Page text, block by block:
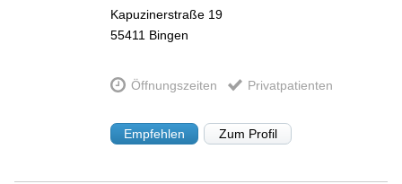
Kapuzinerstraße 19
55411 Bingen
Öffnungszeiten Privatpatienten
Empfehlen Zum Profil